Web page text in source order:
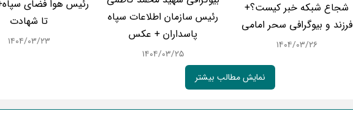
شجاع شبکه خبر کیست؟+
فرزند و بیوگرافی سحر امامی
۱۴۰۴/۰۳/۲۶
رئیس سازمان اطلاعات سپاه
پاسداران + عکس
۱۴۰۴/۰۳/۲۵
رئیس هوا فضای سپاه+
تا شهادت
۱۴۰۴/۰۳/۲۳
نمایش مطالب بیشتر